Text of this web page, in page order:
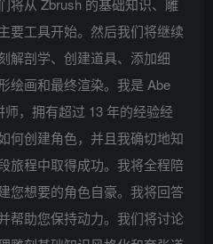
将从 Zbrush 的基础知识、雕
要工具开始。然后我们将继续
解剖学、创建道具、添加细
绘画和最终渲染。我是 Abe
，拥有超过 13 年的经验经
何创建角色，并且我确切地知
旅程中取得成功。我将全程陪
您想要的角色自豪。我将回答
帮助您保持动力。我们将讨论